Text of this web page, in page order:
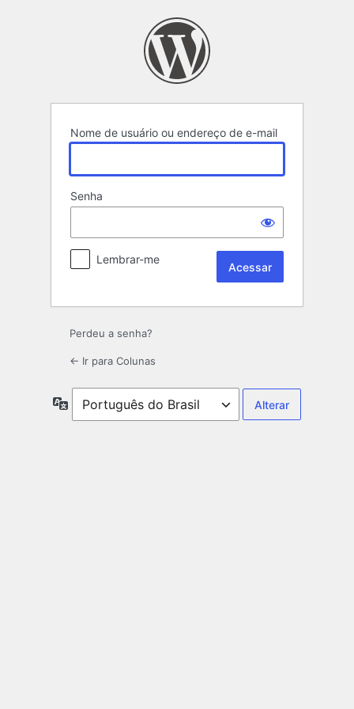
Nome de usuário ou endereço de e-mail
Senha
Lembrar-me
Perdeu a senha?
← Ir para Colunas
Idioma